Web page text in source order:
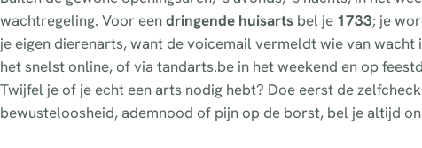
wachtregeling. Voor eendringende huisarts bel je 1733; je
je eigen dierenarts, want de voicemail vermeldt wie van
het snelst online, of via tandarts.be in het weekend en op
Twijfel je of je echt een arts nodig hebt? Doe eerst de
bewusteloosheid, ademnood of pijn op de borst, bel je altijd